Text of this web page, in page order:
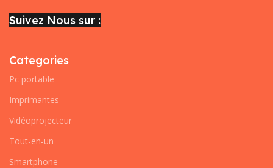
Suivez Nous sur :
Categories
Pc portable
Imprimantes
Vidéoprojecteur
Tout-en-un
Smartphone